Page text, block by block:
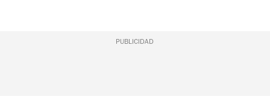
PUBLICIDAD